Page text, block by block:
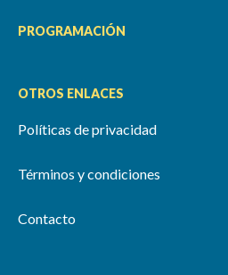
PROGRAMACIÓN
OTROS ENLACES
Políticas de privacidad
Términos y condiciones
Contacto